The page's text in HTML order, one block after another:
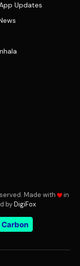
Updates
Made with
in
byDigiFox